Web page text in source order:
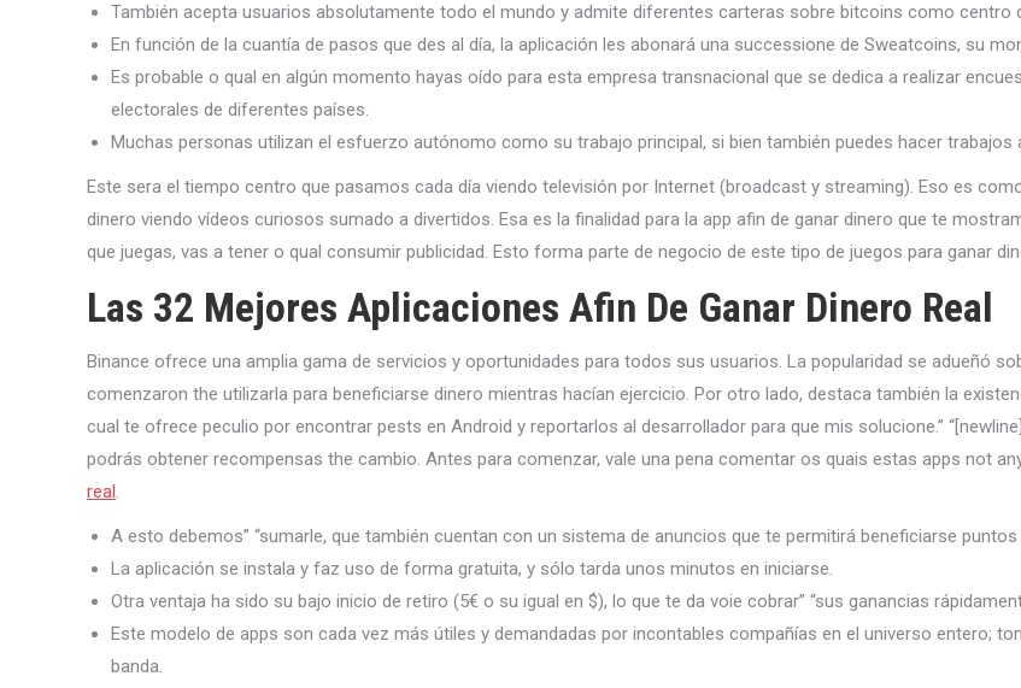
También acepta usuarios absolutamente todo el mundo y admite diferentes carteras sobre bitcoins como centro
En función de la cuantía de pasos que des al día, la aplicación les abonará una successione de Sweatcoins, su
Es probable o qual en algún momento hayas oído para esta empresa transnacional que se dedica a realizar
electorales de diferentes países.
Muchas personas utilizan el esfuerzo autónomo como su trabajo principal, si bien también puedes hacer
Este sera el tiempo centro que pasamos cada día viendo televisión por Internet (broadcast y streaming). Eso es
dinero viendo vídeos curiosos sumado a divertidos. Esa es la finalidad para la app afin de ganar dinero que te
que juegas, vas a tener o qual consumir publicidad. Esto forma parte de negocio de este tipo de juegos para ganar
Las 32 Mejores Aplicaciones Afin De Ganar Dinero Real
Binance ofrece una amplia gama de servicios y oportunidades para todos sus usuarios. La popularidad se adueñó
comenzaron the utilizarla para beneficiarse dinero mientras hacían ejercicio. Por otro lado, destaca también la
cual te ofrece peculio por encontrar pests en Android y reportarlos al desarrollador para que mis solucione.”
podrás obtener recompensas the cambio. Antes para comenzar, vale una pena comentar os quais estas apps not
real.
A esto debemos” “sumarle, que también cuentan con un sistema de anuncios que te permitirá beneficiarse
La aplicación se instala y faz uso de forma gratuita, y sólo tarda unos minutos en iniciarse.
Otra ventaja ha sido su bajo inicio de retiro (5€ o su igual en $), lo que te da voie cobrar” “sus ganancias
Este modelo de apps son cada vez más útiles y demandadas por incontables compañías en el universo entero;
banda.